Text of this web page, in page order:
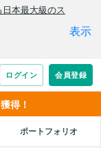
得！
ポートフォリオ